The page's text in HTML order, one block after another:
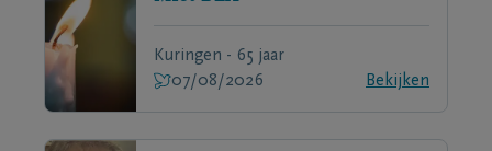
Kuringen - 65 jaar
07/08/2026
Bekijken